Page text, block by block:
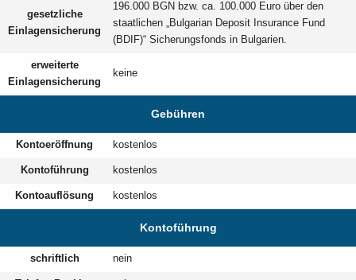
gesetzliche
Einlagensicherung
196.000 BGN bzw. ca. 100.000 Euro über den
staatlichen „Bulgarian Deposit Insurance Fund
(BDIF)“ Sicherungsfonds in Bulgarien.
erweiterte
Einlagensicherung
keine
Gebühren
Kontoeröffnung kostenlos
Kontoführung kostenlos
Kontoauflösung kostenlos
Kontoführung
schriftlich nein